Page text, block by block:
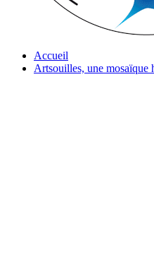
Accueil
Artsouilles, une mosaïque